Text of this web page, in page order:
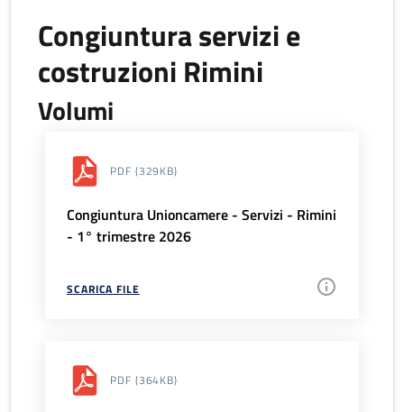
Congiuntura servizi e
costruzioni Rimini
Volumi
PDF (329KB)
Congiuntura Unioncamere - Servizi - Rimini
- 1° trimestre 2026
SCARICA FILE
PDF (364KB)